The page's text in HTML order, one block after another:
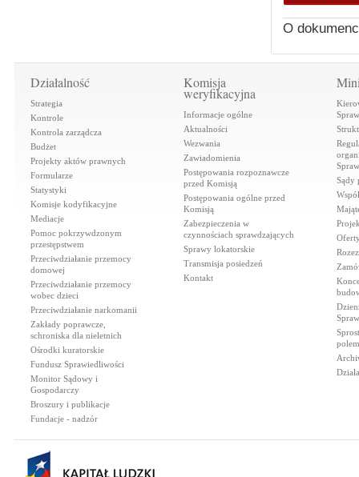
O
Działalność
Strategia
Kontrole
Kontrola zarządcza
Budżet
Projekty aktów prawnych
Formularze
Statystyki
Komisje kodyfikacyjne
Mediacje
Pomoc pokrzywdzonym
przestępstwem
Przeciwdziałanie przemocy
domowej
Przeciwdziałanie przemocy
wobec dzieci
Przeciwdziałanie narkomanii
Zakłady poprawcze,
schroniska dla nieletnich
Ośrodki kuratorskie
Fundusz Sprawiedliwości
Monitor Sądowy i
Gospodarczy
Broszury i publikacje
Fundacje - nadzór
Komisja
weryfikacyjna
Informacje ogólne
Aktualności
Wezwania
Zawiadomienia
Postępowania rozpoznawcze
przed Komisją
Postępowania ogólne przed
Komisją
Zabezpieczenia w
czynnościach sprawdzających
Sprawy lokatorskie
Transmisja posiedzeń
Kontakt
Sądy